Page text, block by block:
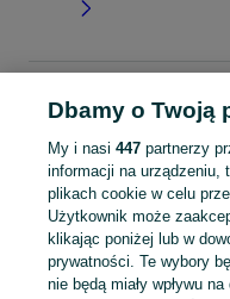
KATEGORIA
Mapa kategorii
Dbamy o Twoją
My i nasi 447partnerzy
informacji na urządzeniu,
plikach cookie w celu
Użytkownik może
klikając poniżej lub w
prywatności. Te wybory
nie będą miały wpływu